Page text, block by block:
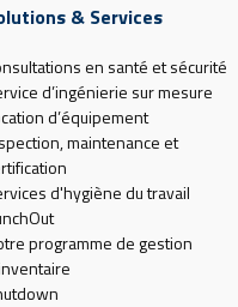
& Services
en santé et sécurité
d’ingénierie sur mesure
d’équipement
maintenance et
d'hygiène du travail
programme de gestion